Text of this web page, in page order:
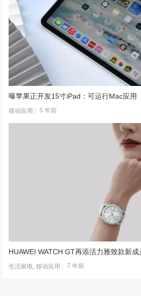
曝苹果正开发15寸iPad：可运行Mac应用
移动应用 5 年前
HUAWEI WATCH GT再添活力雅致款新
生活家电,移动应用 7 年前